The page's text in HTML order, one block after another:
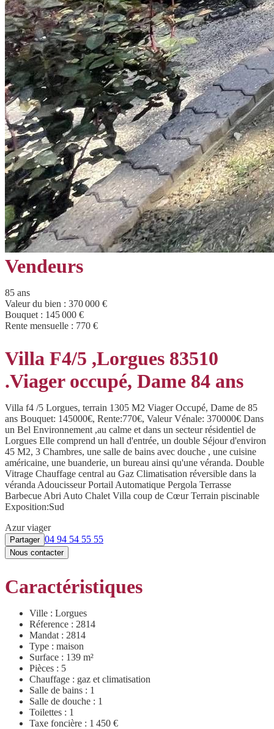
Vendeurs
85 ans
Valeur du bien : 370 000 €
Bouquet : 145 000 €
Rente mensuelle : 770 €
Villa F4/5 ,Lorgues 83510
.Viager occupé, Dame 84 ans
Villa f4 /5 Lorgues, terrain 1305 M2 Viager Occupé, Dame de 85
ans Bouquet: 145000€, Rente:770€, Valeur Vénale: 370000€ Dans
un Bel Environnement ,au calme et dans un secteur résidentiel de
Lorgues Elle comprend un hall d'entrée, un double Séjour d'environ
45 M2, 3 Chambres, une salle de bains avec douche , une cuisine
américaine, une buanderie, un bureau ainsi qu'une véranda. Double
Vitrage Chauffage central au Gaz Climatisation réversible dans la
véranda Adoucisseur Portail Automatique Pergola Terrasse
Barbecue Abri Auto Chalet Villa coup de Cœur Terrain piscinable
Exposition:Sud
Azur viager
Partager 04 94 54 55 55
Nous contacter
Caractéristiques
Ville : Lorgues
Réference : 2814
Mandat : 2814
Type : maison
Surface : 139 m²
Pièces : 5
Chauffage : gaz et climatisation
Salle de bains : 1
Salle de douche : 1
Toilettes : 1
Taxe foncière : 1 450 €